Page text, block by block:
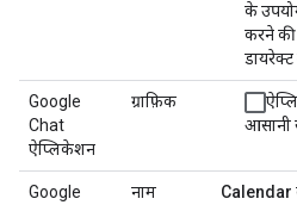
के
करने
Google
Chat
ऐप्लिकेशन
ग्राफ़िक
आसानी
Google
नाम